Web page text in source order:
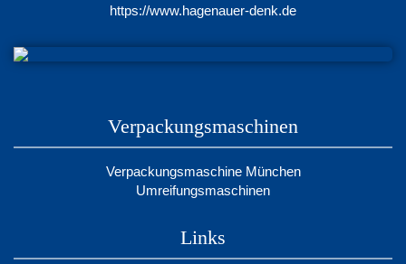
https://www.hagenauer-denk.de
Verpackungsmaschinen
Verpackungsmaschine München
Umreifungsmaschinen
Links